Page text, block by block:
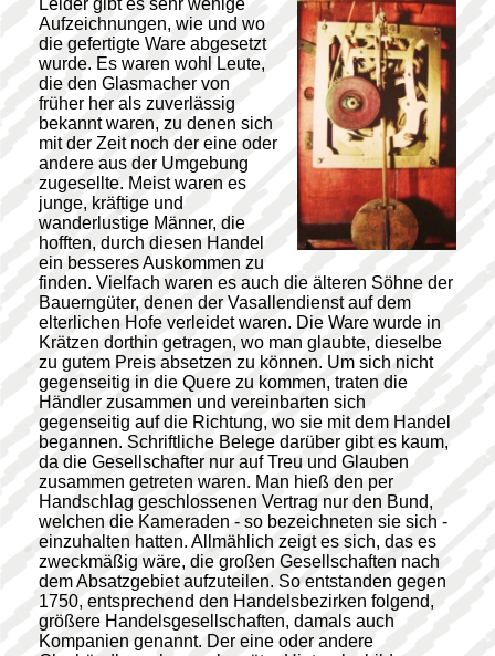
Leider gibt es sehr wenige
Aufzeichnungen, wie und wo
die gefertigte Ware abgesetzt
wurde. Es waren wohl Leute,
die den Glasmacher von
früher her als zuverlässig
bekannt waren, zu denen sich
mit der Zeit noch der eine oder
andere aus der Umgebung
zugesellte. Meist waren es
junge, kräftige und
wanderlustige Männer, die
hofften, durch diesen Handel
ein besseres Auskommen zu
finden. Vielfach waren es auch die älteren Söhne der
Bauerngüter, denen der Vasallendienst auf dem
elterlichen Hofe verleidet waren. Die Ware wurde in
Krätzen dorthin getragen, wo man glaubte, dieselbe
zu gutem Preis absetzen zu können. Um sich nicht
gegenseitig in die Quere zu kommen, traten die
Händler zusammen und vereinbarten sich
gegenseitig auf die Richtung, wo sie mit dem Handel
begannen. Schriftliche Belege darüber gibt es kaum,
da die Gesellschafter nur auf Treu und Glauben
zusammen getreten waren. Man hieß den per
Handschlag geschlossenen Vertrag nur den Bund,
welchen die Kameraden - so bezeichneten sie sich -
einzuhalten hatten. Allmählich zeigt es sich, das es
zweckmäßig wäre, die großen Gesellschaften nach
dem Absatzgebiet aufzuteilen. So entstanden gegen
1750, entsprechend den Handelsbezirken folgend,
größere Handelsgesellschaften, damals auch
Kompanien genannt. Der eine oder andere